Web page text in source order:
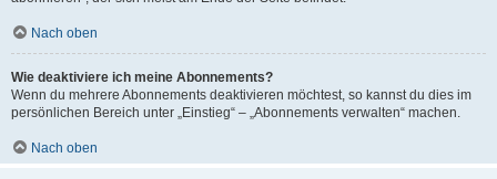
Nach oben
Wie deaktiviere ich meine Abonnements?
Wenn du mehrere Abonnements deaktivieren möchtest, so kannst du dies im
persönlichen Bereich unter „Einstieg“ – „Abonnements verwalten“ machen.
Nach oben